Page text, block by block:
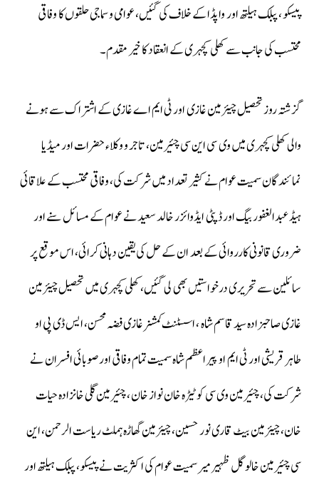
پیسکو ، پبلک ہیلتھ اور واپڈا کے خلاف کی گئیں، عوامی و سماجی حلقوں کا وفاقی
محتسب کی جانب سے کھلی کچہری کے انعقاد کا خیر مقدم۔
گزشتہ روز تحصیل چیئرمین غازی اور ٹی ایم اے غازی کے اشتراک سے ہونے
والی کھلی کچہری میں وی سی این سی چئیرمین، تاجر و وکلاء حضرات اور میڈیا
نمائندگان سمیت عوام نے کثیر تعداد میں شرکت کی، وفاقی محتسب کے علاقائی
ہیڈ عبدالغفور بیگ اور ڈپٹی ایڈوائزر خالد سعید نے عوام کے مسائل سنے اور
ضروری قانونی کارروائی کے بعد ان کے حل کی یقین دہانی کرائی، اس موقع پر
سائلین سے تحریری درخواستیں بھی لی گئیں، کھلی کچہری میں تحصیل چیئرمین
غازی صاحبزادہ سید قاسم شاہ ، اسسٹنٹ کمشنر غازی فضہ محسن، ایس ڈی پی او
طاہر قریشی اور ٹی ایم او پیر اعظم شاہ سمیت تمام وفاقی اور صوبائی افسران نے
شرکت کی، چئیرمین وی سی کوٹیڑہ خان نواز خان ، چئیرمین گلی خانزادہ حیات
خان، چیئرمین بیٹ قاری نور حسین، چیئرمین گھاڑہ ہملٹ ریاست الرحمن، این
سی چئیرمین خالو گل ظہیر میر سمیت عوام کی اکثریت نے پیسکو، پبلک ہیلتھ اور